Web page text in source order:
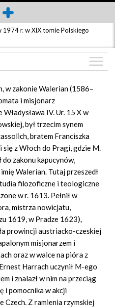
r. w XIX tomie Polskiego
w zakonie Walerian (1586–
i misjonarz
IV. Ur. 15 X w
był trzecim synem
bratem Franciszka
z Włoch do Pragi, gdzie M.
zakonu kapucynów,
Walerian. Tutaj przeszedł
filozoficzne i teologiczne
w r. 1613. Pełnił w
mistrza nowicjatu,
1619, w Pradze 1623),
prowincji austriacko-czeskiej
misjonarzem i
oraz w walce na pióra z
Harrach uczynił M-ego
i znalazł w nim na przeciąg
i pomocnika w akcji
Z ramienia rzymskiej